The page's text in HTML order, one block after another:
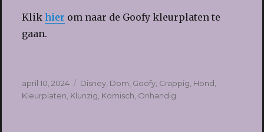
Klik hier om naar de Goofy kleurplaten te
gaan.
Geplaatst
op
april 10, 2024 Tags
Disney, Dom Goofy, Grappig Hond
Kleurplaten Klunzig Komisch Onhandig